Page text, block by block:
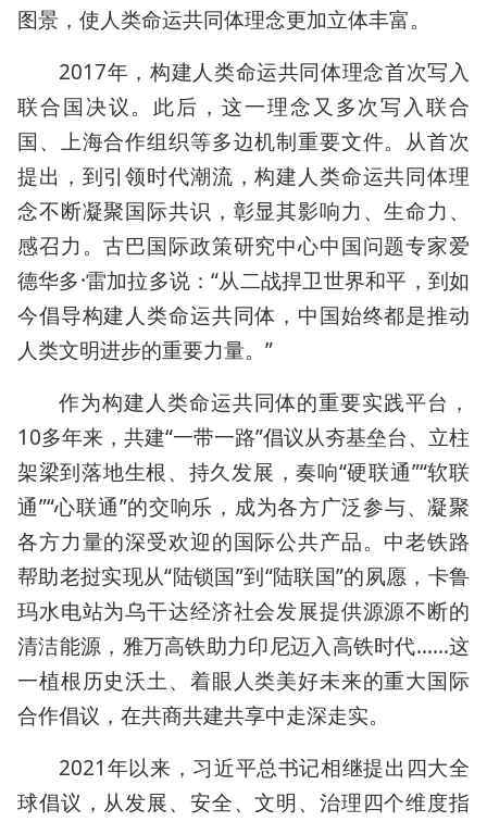
图景，使人类命运共同体理念更加立体丰富。
2017年，构建人类命运共同体理念首次写入
联合国决议。此后，这一理念又多次写入联合
国、上海合作组织等多边机制重要文件。从首次
提出，到引领时代潮流，构建人类命运共同体理
念不断凝聚国际共识，彰显其影响力、生命力、
感召力。古巴国际政策研究中心中国问题专家爱
德华多·雷加拉多说：“从二战捍卫世界和平，到如
今倡导构建人类命运共同体，中国始终都是推动
人类文明进步的重要力量。”
作为构建人类命运共同体的重要实践平台，
10多年来，共建“一带一路”倡议从夯基垒台、立柱
架梁到落地生根、持久发展，奏响“硬联通”“软联
通”“心联通”的交响乐，成为各方广泛参与、凝聚
各方力量的深受欢迎的国际公共产品。中老铁路
帮助老挝实现从“陆锁国”到“陆联国”的夙愿，卡鲁
玛水电站为乌干达经济社会发展提供源源不断的
清洁能源，雅万高铁助力印尼迈入高铁时代……这
一植根历史沃土、着眼人类美好未来的重大国际
合作倡议，在共商共建共享中走深走实。
2021年以来，习近平总书记相继提出四大全
球倡议，从发展、安全、文明、治理四个维度指